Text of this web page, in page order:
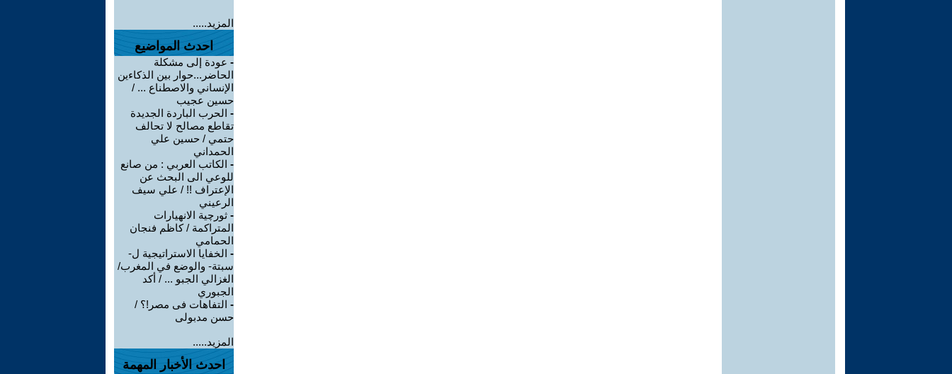
المزيد.....
احدث المواضيع
- عودة إلى مشكلة
الحاضر...حوار بين الذكاءين
الإنساني والاصطناع ... /
حسين عجيب
- الحرب الباردة الجديدة
تقاطع مصالح لا تحالف
حتمي / حسين علي
الحمداني
- الكاتب العربي : من صانع
للوعي الى البحث عن
الإعتراف !! / علي سيف
الرعيني
- ثورچية الانهيارات
المتراكمة / كاظم فنجان
الحمامي
- الخفايا الاستراتيجية ل-
سبتة- والوضع في المغرب/
الغزالي الجبو ... / أكد
الجبوري
- التفاهات فى مصر!؟ /
حسن مدبولى
المزيد.....
احدث الأخبار المهمة